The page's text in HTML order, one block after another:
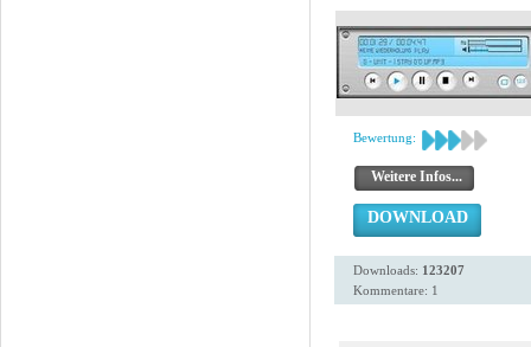
Bewertung:
Weitere Infos...
DOWNLOAD
Downloads: 123207
Kommentare: 1